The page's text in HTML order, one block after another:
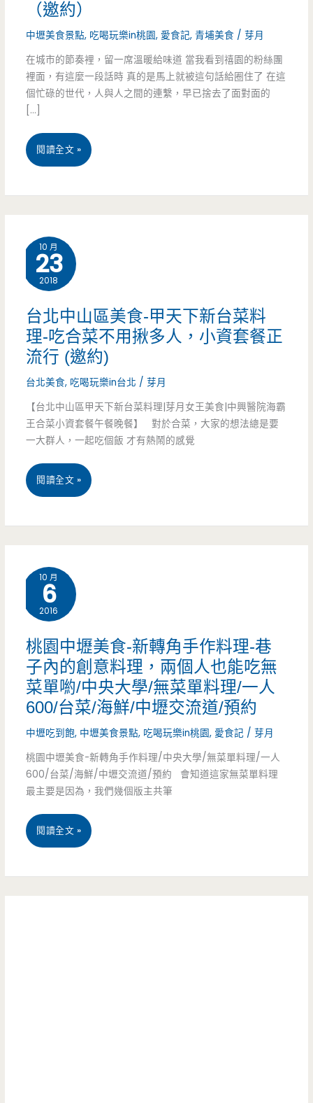
（邀約）
中壢美食景點, 吃喝玩樂in桃園, 愛食記,青埔美食 /芽月
在城市的節奏裡，留一席溫暖給味道 當我看到禧園的粉絲團
裡面，有這麼一段話時 真的是馬上就被這句話給圈住了 在這
個忙碌的世代，人與人之間的連繫，早已捨去了面對面的
[…]
桃
美
食-
禧
園
台
菜/
海
鮮
料
理-
個
城
裡，
留
一
席
溫
暖
給
閱讀全文 »
10 月
23
2018
台北中山區美食-甲天下新台菜料
理-吃合菜不用揪多人，小資套餐正
流行 (邀約)
台北美食, 吃喝玩樂in台北 /芽月
【台北中山區甲天下新台菜料理|芽月女王美食|中興醫院海霸
王合菜小資套餐午餐晚餐】 對於合菜，大家的想法總是要
一大群人，一起吃個飯 才有熱鬧的感覺
台
區
美
食-
甲
天
台
菜
料
理-
吃
閱讀全文 »
10 月
6
2016
桃園中壢美食-新轉角手作料理-巷
子內的創意料理，兩個人也能吃無
菜單喲/中央大學/無菜單料理/一人
600/台菜/海鮮/中壢交流道/預約
中壢吃到飽, 中壢美食景點, 吃喝玩樂in桃園, 愛食記 /芽月
桃園中壢美食-新轉角手作料理/中央大學/無菜單料理/一人
600/台菜/海鮮/中壢交流道/預約 會知道這家無菜單料理
最主要是因為，我們幾個版主共筆
桃
閱讀全文 »